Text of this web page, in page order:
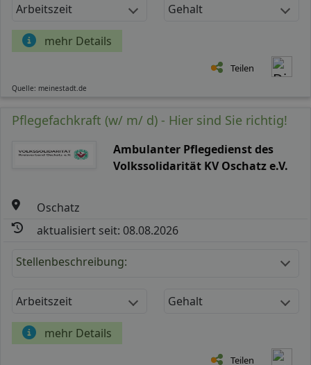
Arbeitszeit Gehalt
mehr Details
Teilen
Quelle: meinestadt.de
Pflegefachkraft (w/ m/ d) - Hier sind Sie richtig!
Ambulanter Pflegedienst des
Volkssolidarität KV Oschatz e.V.
Oschatz
aktualisiert seit: 08.08.2026
Stellenbeschreibung:
Arbeitszeit Gehalt
mehr Details
Teilen